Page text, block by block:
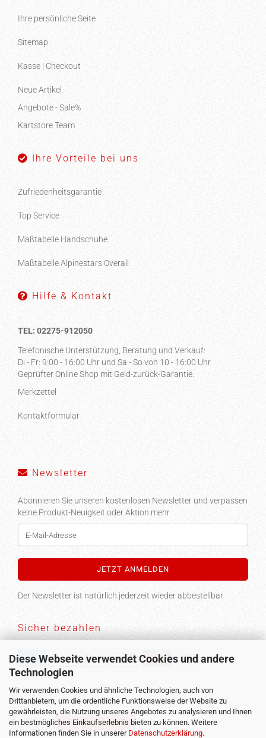
Diese Webseite verwendet Cookies und andere
Technologien
Wir verwenden Cookies und ähnliche Technologien, auch von
Drittanbietern, um die ordentliche Funktionsweise der Website zu
gewährleisten, die Nutzung unseres Angebotes zu analysieren und Ihnen
ein bestmögliches Einkaufserlebnis bieten zu können. Weitere
Informationen finden Sie in unserer Datenschutzerklärung.
Ihre persönliche Seite
Sitemap
Kasse | Checkout
Neue Artikel
Angebote - Sale%
Kartstore Team
Ihre Vorteile bei uns
Zufriedenheitsgarantie
Top Service
Maßtabelle Handschuhe
Maßtabelle Alpinestars Overall
Hilfe & Kontakt
TEL: 02275-912050
Telefonische Unterstützung, Beratung und Verkauf:
Di - Fr: 9:00 - 16:00 Uhr und Sa - So von 10 - 16:00 Uhr
Geprüfter Online Shop mit Geld-zurück-Garantie.
Merkzettel
Kontaktformular
Newsletter
Abonnieren Sie unseren kostenlosen Newsletter und verpassen
keine Produkt-Neuigkeit oder Aktion mehr.
Der Newsletter ist natürlich jederzeit wieder abbestellbar
Sicher bezahlen
Versand
Vertrag widerrufen